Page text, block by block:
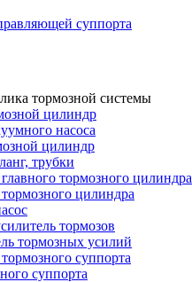
суппорта
тормозной системы
цилиндр
насоса
цилиндр
трубки
тормозного цилиндра
цилиндра
тормозов
тормозных усилий
суппорта
суппорта